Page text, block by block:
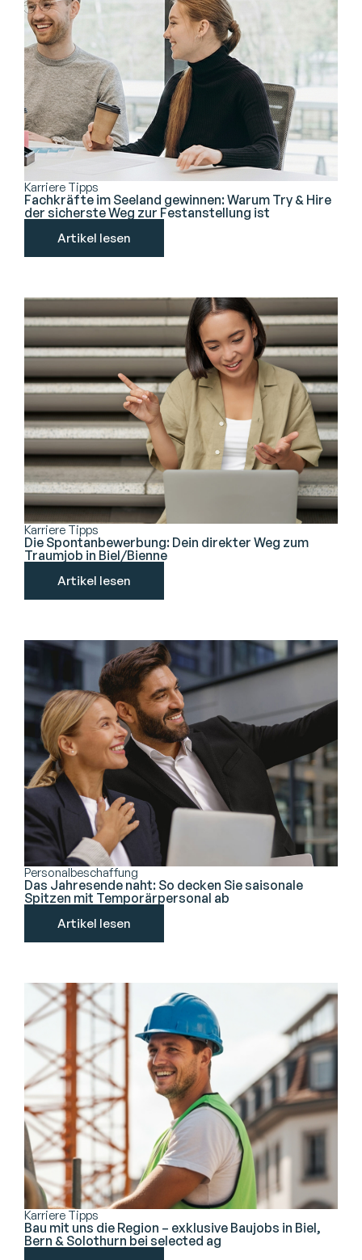
Karriere Tipps
Fachkräfte im Seeland gewinnen: Warum Try & Hire
der sicherste Weg zur Festanstellung ist
Artikel lesen
Karriere Tipps
Die Spontanbewerbung: Dein direkter Weg zum
Traumjob in Biel/Bienne
Artikel lesen
Personalbeschaffung
Das Jahresende naht: So decken Sie saisonale
Spitzen mit Temporärpersonal ab
Artikel lesen
Karriere Tipps
Bau mit uns die Region – exklusive Baujobs in Biel,
Bern & Solothurn bei selected ag